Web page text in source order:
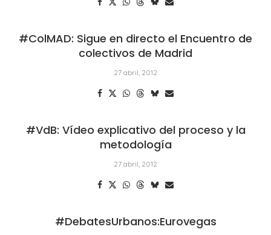
#ColMAD: Sigue en directo el Encuentro de
colectivos de Madrid
27 abril, 2012
#VdB: Vídeo explicativo del proceso y la
metodología
27 abril, 2012
#DebatesUrbanos:Eurovegas